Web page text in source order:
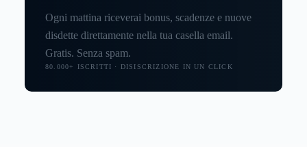
Ogni mattina riceverai bonus, scadenze e nuove
disdette direttamente nella tua casella email.
Gratis. Senza spam.
80.000+ ISCRITTI · DISISCRIZIONE IN UN CLICK